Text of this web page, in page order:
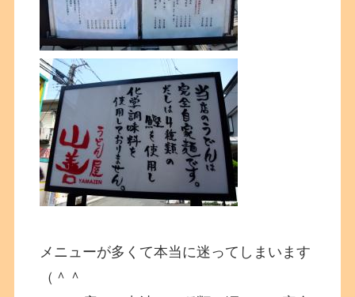
メニューが多くて本当に迷ってしまいます
（＾＾